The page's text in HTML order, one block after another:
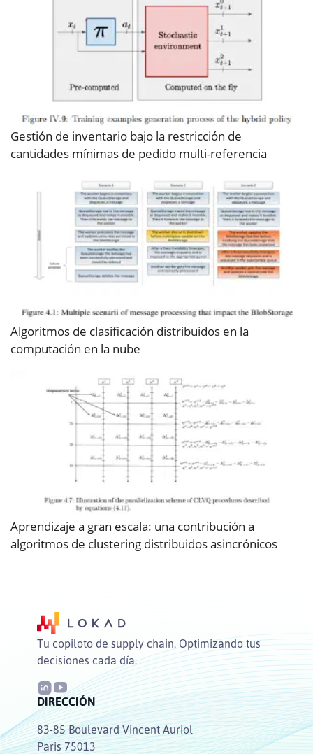
Gestión de inventario bajo la restricción de
cantidades mínimas de pedido multi-referencia
Algoritmos de clasificación distribuidos en la
computación en la nube
Aprendizaje a gran escala: una contribución a
algoritmos de clustering distribuidos asincrónicos
Tu copiloto de supply chain. Optimizando tus
decisiones cada día.
DIRECCIÓN
83-85 Boulevard Vincent Auriol
Paris 75013